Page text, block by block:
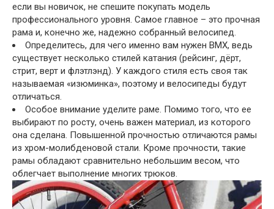
если вы новичок, не спешите покупать модель
профессионального уровня. Самое главное – это прочная
рама и, конечно же, надежно собранный велосипед.
Определитесь, для чего именно вам нужен BMX, ведь
существует несколько стилей катания (рейсинг, дёрт,
стрит, верт и флэтлэнд). У каждого стиля есть своя так
называемая «изюминка», поэтому и велосипеды будут
отличаться.
Особое внимание уделите раме. Помимо того, что ее
выбирают по росту, очень важен материал, из которого
она сделана. Повышенной прочностью отличаются рамы
из хром-молибденовой стали. Кроме прочности, такие
рамы обладают сравнительно небольшим весом, что
облегчает выполнение многих трюков.